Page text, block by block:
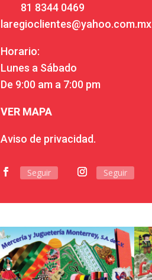
81 8344 0469
laregioclientes@yahoo.com.mx
Horario:
Lunes a Sábado
De 9:00 am a 7:00 pm
VER MAPA
Aviso de privacidad.
Seguir Seguir